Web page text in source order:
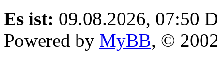
Es ist: 09.08.2026, 07:50
Powered by MyBB, ©